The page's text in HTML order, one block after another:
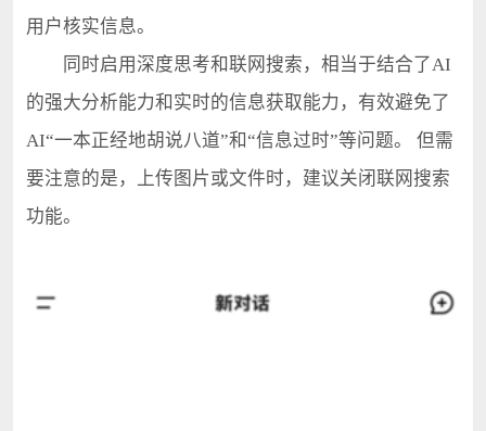
用户核实信息。
同时启用深度思考和联网搜索，相当于结合了AI
的强大分析能力和实时的信息获取能力，有效避免了
AI“一本正经地胡说八道”和“信息过时”等问题。 但需
要注意的是，上传图片或文件时，建议关闭联网搜索
功能。